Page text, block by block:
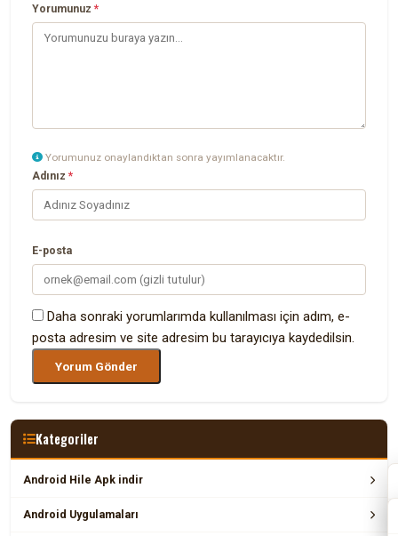
Yorumunuz*
Yorumunuz onaylandıktan sonra yayımlanacaktır.
Adınız*
E-posta
Daha sonraki yorumlarımda kullanılması için adım, e-
posta adresim ve site adresim bu tarayıcıya kaydedilsin.
Kategoriler
Android Hile Apk indir
Android Uygulamaları